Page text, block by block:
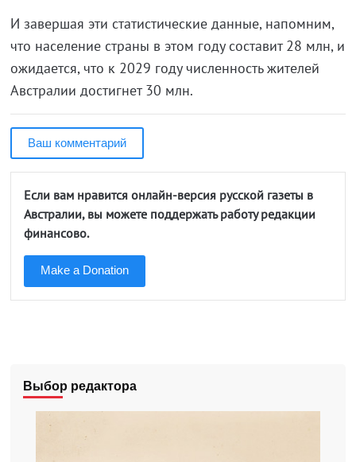
И завершая эти статистические данные, напомним,
что население страны в этом году составит 28 млн, и
ожидается, что к 2029 году численность жителей
Австралии достигнет 30 млн.
Ваш комментарий
Если вам нравится онлайн-версия русской газеты в
Австралии, вы можете поддержать работу редакции
финансово.
Make a Donation
Выбор редактора